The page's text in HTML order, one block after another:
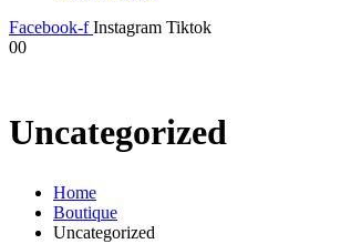
Facebook-f Instagram Tiktok
00
Uncategorized
Home
Boutique
Uncategorized